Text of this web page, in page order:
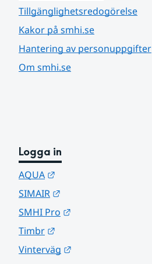
Tillgänglighetsredogörelse
Kakor på smhi.se
Hantering av personuppgifter
Om smhi.se
Logga in
AQUA
SIMAIR
SMHI Pro
Timbr
Vinterväg